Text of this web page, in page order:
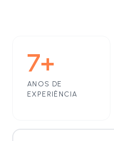
7+
ANOS DE
EXPERIÊNCIA